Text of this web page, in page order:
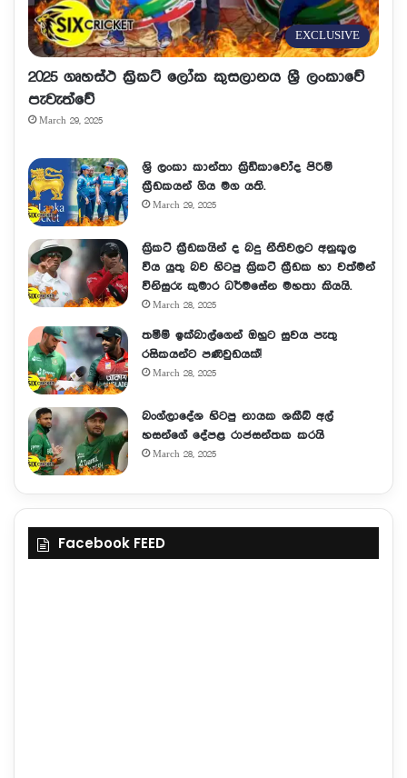
EXCLUSIVE
2025 ගෘහස්ථ ක්‍රිකට් ලෝක කුසලානය ශ්‍රී ලංකාවේ
පැවැත්වේ
March 29, 2025
ශ්‍රි ලංකා කාන්තා ක්‍රිඩිකාවෝද පිරිමි
ක්‍රීඩකයන් ගිය මග යති.
March 29, 2025
ක්‍රිකට් ක්‍රීඩකයින් ද බදු නීතිවලට අනුකූල
විය යුතු බව හිටපු ක්‍රිකට් ක්‍රීඩක හා වත්මන්
විනිසුරු කුමාර ධර්මසේන මහතා කියයි.
March 28, 2025
තමීම් ඉක්බාල්ගෙන් ඔහුට සුවය පැතු
රසිකයන්ට පණිවුඩයක්!
March 28, 2025
බංග්ලාදේශ හිටපු නායක ශකීබ් අල්
හසන්ගේ දේපළ රාජසන්තක කරයි
March 28, 2025
Facebook FEED